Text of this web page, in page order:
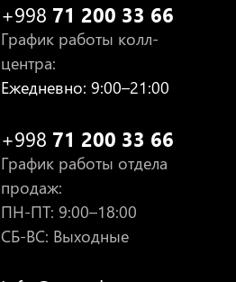
+998 71 200 33 66
График работы колл-
центра:
Ежедневно: 9:00–21:00
+998 71 200 33 66
График работы отдела
продаж:
ПН-ПТ: 9:00–18:00
СБ-ВС: Выходные